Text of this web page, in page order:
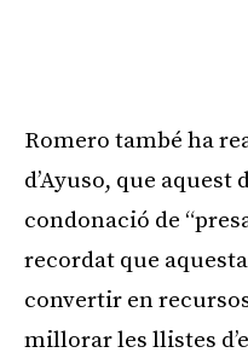
Romero també ha
d’Ayuso, que
condonació de
recordat que
convertir en
millorar les llistes